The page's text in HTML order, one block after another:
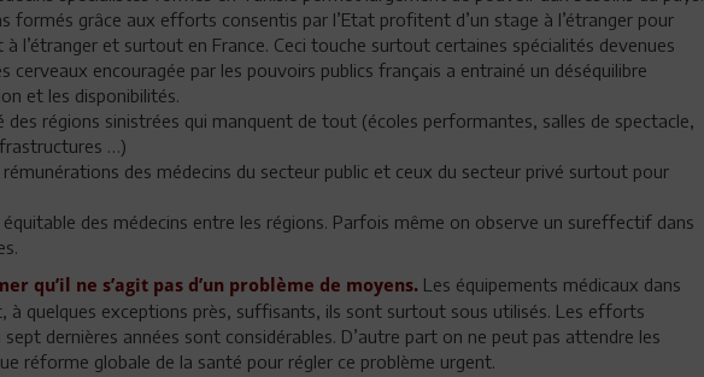
formés grâce aux efforts consentis par l’Etat profitent d’un stage à l’étranger pour
à l’étranger et surtout en France. Ceci touche surtout certaines spécialités devenues
cerveaux encouragée par les pouvoirs publics français a entrainé un déséquilibre
et les disponibilités.
des régions sinistrées qui manquent de tout (écoles performantes, salles de spectacle,
…)
rémunérations des médecins du secteur public et ceux du secteur privé surtout pour
équitable des médecins entre les régions. Parfois même on observe un sureffectif dans
qu’il ne s’agit pas d’un problème de moyens. Les équipements médicaux dans
à quelques exceptions près, suffisants, ils sont surtout sous utilisés. Les efforts
dernières années sont considérables. D’autre part on ne peut pas attendre les
réforme globale de la santé pour régler ce problème urgent.